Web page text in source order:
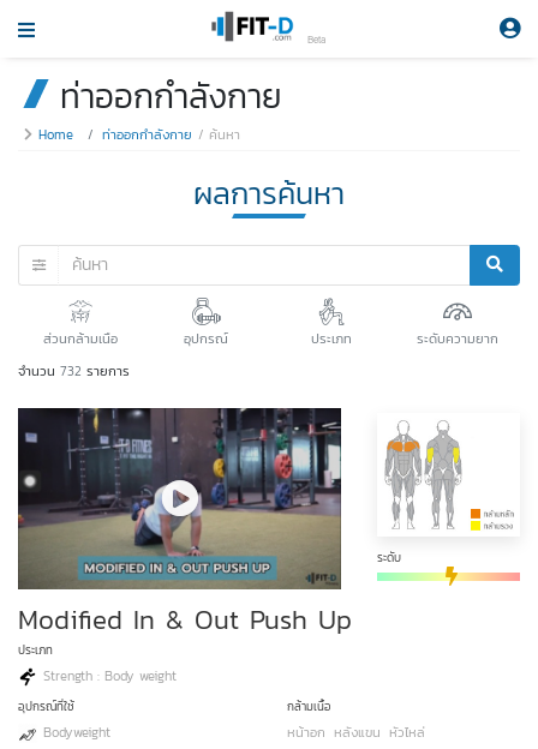
Beta
ท่าออกกำลังกาย
Home ท่าออกกำลังกาย ค้นหา
ผลการค้นหา
ส่วนกล้ามเนือ อุปกรณ์ ประเภท
ระดับความยาก
จำนวน 732 รายการ
ระดับ
Modified In & Out Push Up
ประเภท
Strength : Body weight
อุปกรณ์ที่ใช้
Bodyweight
กล้ามเนื้อ
หน้าอก หลังแขน หัวไหล่